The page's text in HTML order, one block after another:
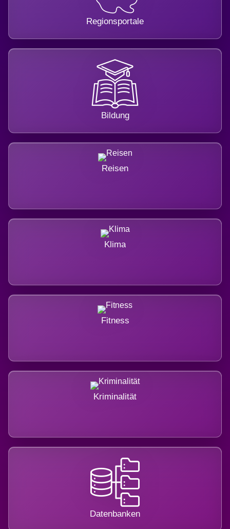
Regionsportale
Bildung
Reisen
Klima
Fitness
Kriminalität
Datenbanken